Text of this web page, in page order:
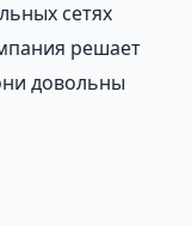
сетях
решает
довольны